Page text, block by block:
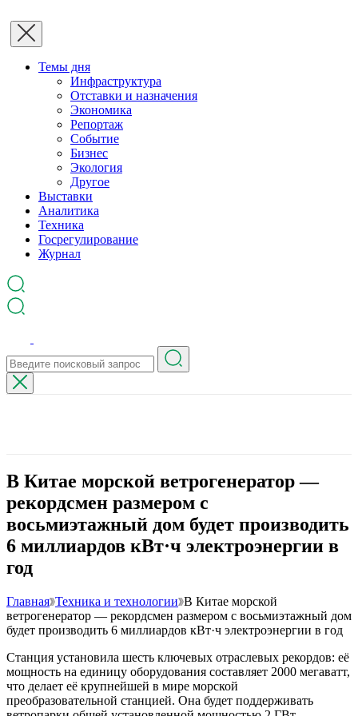
Темы дня
Инфраструктура
Отставки и назначения
Экономика
Репортаж
Событие
Бизнес
Экология
Другое
Выставки
Аналитика
Техника
Госрегулирование
Журнал
В Китае морской ветрогенератор —
рекордсмен размером с
восьмиэтажный дом будет производить
6 миллиардов кВт·ч электроэнергии в
год
Главная Техника и технологии В Китае морской
ветрогенератор — рекордсмен размером с восьмиэтажный дом
будет производить 6 миллиардов кВт·ч электроэнергии в год
Станция установила шесть ключевых отраслевых рекордов: её
мощность на единицу оборудования составляет 2000 мегаватт,
что делает её крупнейшей в мире морской
преобразовательной станцией. Она будет поддерживать